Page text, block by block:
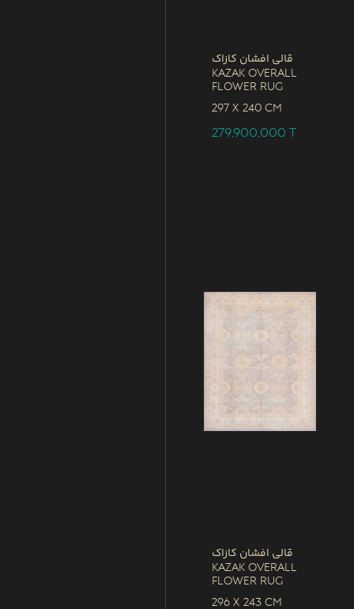
قالی افشان کازاک
Kazak Overall
Flower Rug
297 x 240 CM
279,900,000T
قالی افشان کازاک
Kazak Overall
Flower Rug
296 x 243 CM